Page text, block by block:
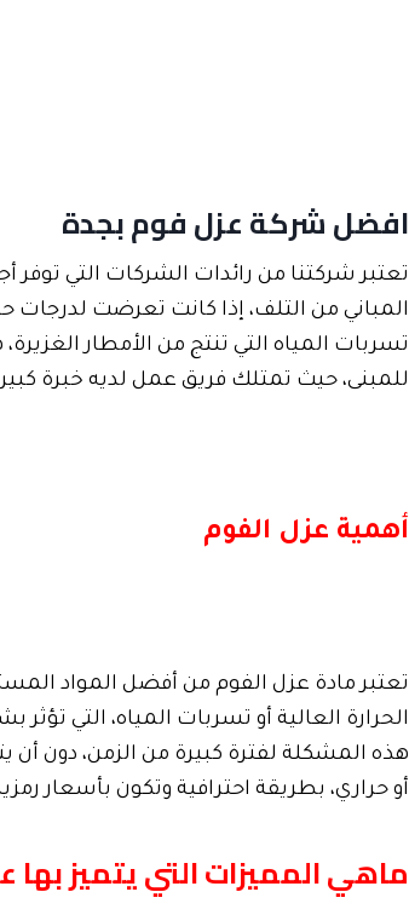
افضل شركة عزل فوم بجدة
تعتبر شركتنا من رائدات الشركات التي توفر
المباني من التلف، إذا كانت تعرضت
تسربات المياه التي تنتج من الأمطار
للمبنى، حيث تمتلك فريق عمل لديه خبرة
أهمية عزل الفوم
تعتبر مادة عزل الفوم من أفضل المواد
الحرارة العالية أو تسربات المياه، التي
هذه المشكلة لفترة كبيرة من الزمن، دون أن
أو حراري، بطريقة احترافية وتكون بأسعار
ماهي المميزات التي يتميز بها